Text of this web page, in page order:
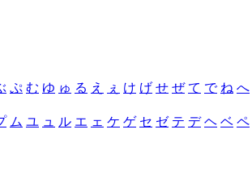
ぷ む ゆ ゅ る え ぇ け げ せ ぜ て で ね へ
ム ユ ュ ル エ ェ ケ ゲ セ ゼ テ デ ヘ ベ ペ